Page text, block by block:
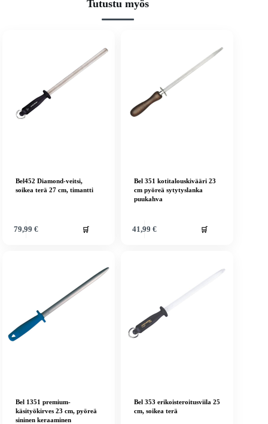
Tutustu myös
Bel452 Diamond-veitsi,
soikea terä 27 cm, timantti
79,99 € 🛒
Bel 351 kotitalouskivääri 23
cm pyöreä sytytyslanka
puukahva
41,99 € 🛒
Bel 1351 premium-
käsityökirves 23 cm, pyöreä
sininen keraaminen
Bel 353 erikoisteroitusviila 25
cm, soikea terä